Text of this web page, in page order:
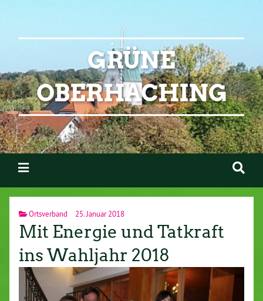
GRÜNE
OBERHACHING
Ortsverband 25. Januar 2018
Mit Energie und Tatkraft
ins Wahljahr 2018